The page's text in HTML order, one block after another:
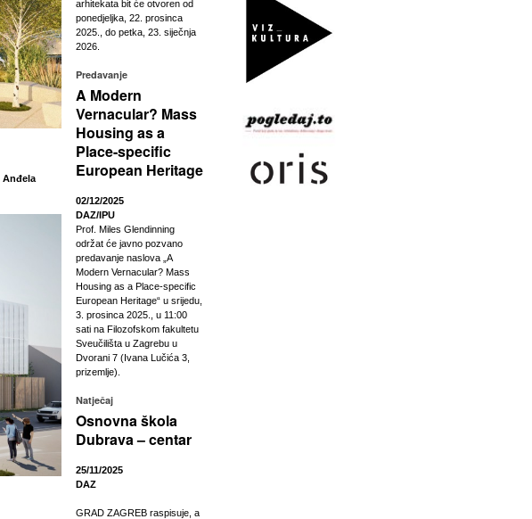
Anđela
arhitekata bit će otvoren od
ponedjeljka, 22. prosinca
2025., do petka, 23. siječnja
2026.
Predavanje
A Modern
Vernacular? Mass
Housing as a
Place-specific
European Heritage
02/12/2025
DAZ/IPU
Prof. Miles Glendinning
održat će javno pozvano
predavanje naslova „A
Modern Vernacular? Mass
Housing as a Place-specific
European Heritage“ u srijedu,
3. prosinca 2025., u 11:00
sati na Filozofskom fakultetu
Sveučilišta u Zagrebu u
Dvorani 7 (Ivana Lučića 3,
prizemlje).
Natječaj
Osnovna škola
Dubrava – centar
25/11/2025
DAZ
GRAD ZAGREB raspisuje, a